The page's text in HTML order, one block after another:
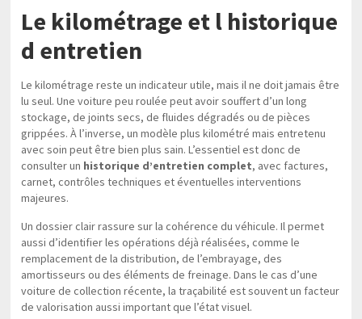
Le kilométrage et l historique
d entretien
Le kilométrage reste un indicateur utile, mais il ne doit jamais être
lu seul. Une voiture peu roulée peut avoir souffert d’un long
stockage, de joints secs, de fluides dégradés ou de pièces
grippées. À l’inverse, un modèle plus kilométré mais entretenu
avec soin peut être bien plus sain. L’essentiel est donc de
consulter un historique d’entretien complet, avec factures,
carnet, contrôles techniques et éventuelles interventions
majeures.
Un dossier clair rassure sur la cohérence du véhicule. Il permet
aussi d’identifier les opérations déjà réalisées, comme le
remplacement de la distribution, de l’embrayage, des
amortisseurs ou des éléments de freinage. Dans le cas d’une
voiture de collection récente, la traçabilité est souvent un facteur
de valorisation aussi important que l’état visuel.